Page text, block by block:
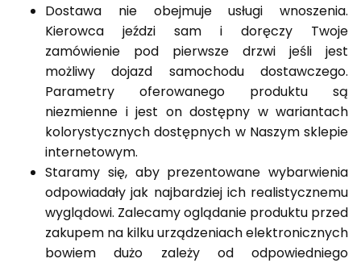
Dostawa nie obejmuje usługi wnoszenia.
Kierowca jeździ sam i doręczy Twoje
zamówienie pod pierwsze drzwi jeśli jest
możliwy dojazd samochodu dostawczego.
Parametry oferowanego produktu są
niezmienne i jest on dostępny w wariantach
kolorystycznych dostępnych w Naszym sklepie
internetowym.
Staramy się, aby prezentowane wybarwienia
odpowiadały jak najbardziej ich realistycznemu
wyglądowi. Zalecamy oglądanie produktu przed
zakupem na kilku urządzeniach elektronicznych
bowiem dużo zależy od odpowiedniego